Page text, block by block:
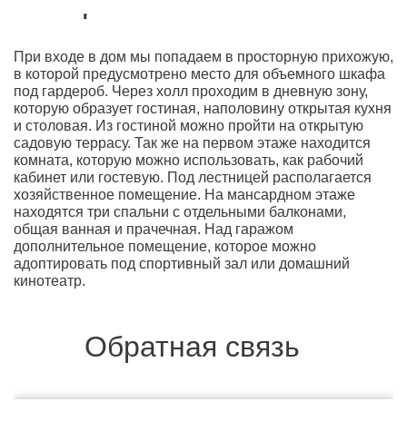
При входе в дом мы попадаем в просторную прихожую,
в которой предусмотрено место для объемного шкафа
под гардероб. Через холл проходим в дневную зону,
которую образует гостиная, наполовину открытая кухня
и столовая. Из гостиной можно пройти на открытую
садовую террасу. Так же на первом этаже находится
комната, которую можно использовать, как рабочий
кабинет или гостевую. Под лестницей располагается
хозяйственное помещение. На мансардном этаже
находятся три спальни с отдельными балконами,
общая ванная и прачечная. Над гаражом
дополнительное помещение, которое можно
адоптировать под спортивный зал или домашний
кинотеатр.
Обратная связь